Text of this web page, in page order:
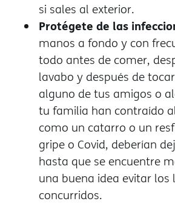
si sales al exterior.
Protégete de las
manos a fondo y con
todo antes de comer,
lavabo y después de
alguno de tus amigos o
tu familia han contraído
como un catarro o un
gripe o Covid, deberían
hasta que se encuentre
una buena idea evitar los
concurridos.